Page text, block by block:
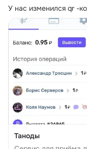
У нас изменился qr -
Таноды